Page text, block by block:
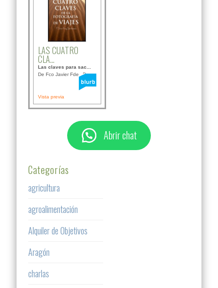
LAS CUATRO
CLA...
Las claves para sac...
De Fco Javier Fdez B...
Vista previa
Abrir chat
Categorías
agricultura
agroalimentación
Alquiler de Objetivos
Aragón
charlas